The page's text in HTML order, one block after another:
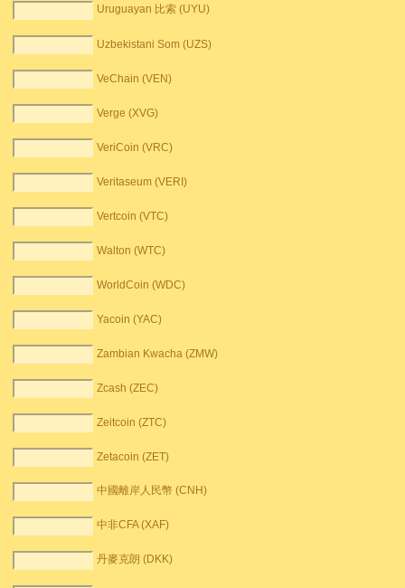
Uruguayan 比索 (UYU)
Uzbekistani Som (UZS)
VeChain (VEN)
Verge (XVG)
VeriCoin (VRC)
Veritaseum (VERI)
Vertcoin (VTC)
Walton (WTC)
WorldCoin (WDC)
Yacoin (YAC)
Zambian Kwacha (ZMW)
Zcash (ZEC)
Zeitcoin (ZTC)
Zetacoin (ZET)
中國離岸人民幣 (CNH)
中非CFA (XAF)
丹麥克朗 (DKK)